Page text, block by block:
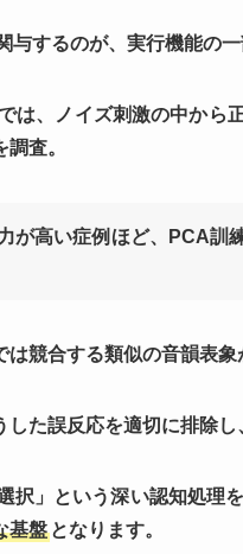
与するのが、 実行機能の一
は、ノイズ刺激の中か
査。
が高い症例ほど、PCA訓
競合する類似の音韻表象
た誤反応を適切に排除
択」という深い認知処理
基盤 となります。